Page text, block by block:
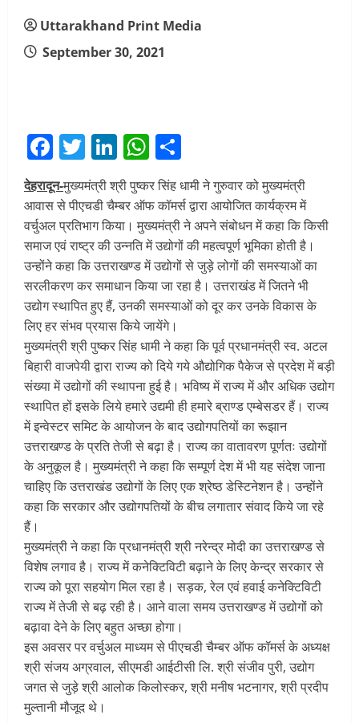
Uttarakhand Print Media
September 30, 2021
Facebook
Twitter
LinkedIn
WhatsApp
देहरादून-मुख्यमंत्री श्री पुष्कर सिंह धामी ने गुरुवार को मुख्यमंत्री
आवास से पीएचडी चैम्बर ऑफ कॉमर्स द्वारा आयोजित कार्यक्रम में
वर्चुअल प्रतिभाग किया। मुख्यमंत्री ने अपने संबोधन में कहा कि किसी
समाज एवं राष्ट्र की उन्नति में उद्योगों की महत्वपूर्ण भूमिका होती है।
उन्होंने कहा कि उत्तराखण्ड में उद्योगों से जुड़े लोगों की समस्याओं का
सरलीकरण कर समाधान किया जा रहा है। उत्तराखंड में जितने भी
उद्योग स्थापित हुए हैं, उनकी समस्याओं को दूर कर उनके विकास के
लिए हर संभव प्रयास किये जायेंगे।
मुख्यमंत्री श्री पुष्कर सिंह धामी ने कहा कि पूर्व प्रधानमंत्री स्व. अटल
बिहारी वाजपेयी द्वारा राज्य को दिये गये औद्योगिक पैकेज से प्रदेश में बड़ी
संख्या में उद्योगों की स्थापना हुई है। भविष्य में राज्य में और अधिक उद्योग
स्थापित हों इसके लिये हमारे उद्यमी ही हमारे ब्राण्ड एम्बेसडर हैं। राज्य
में इन्वेस्टर समिट के आयोजन के बाद उद्योगपतियों का रूझान
उत्तराखण्ड के प्रति तेजी से बढ़ा है। राज्य का वातावरण पूर्णतः उद्योगों
के अनुकूल है। मुख्यमंत्री ने कहा कि सम्पूर्ण देश में भी यह संदेश जाना
चाहिए कि उत्तराखंड उद्योगों के लिए एक श्रेष्ठ डेस्टिनेशन है। उन्होंने
कहा कि सरकार और उद्योगपतियों के बीच लगातार संवाद किये जा रहे
हैं।
मुख्यमंत्री ने कहा कि प्रधानमंत्री श्री नरेन्द्र मोदी का उत्तराखण्ड से
विशेष लगाव है। राज्य में कनेक्टिविटी बढ़ाने के लिए केन्द्र सरकार से
राज्य को पूरा सहयोग मिल रहा है। सड़क, रेल एवं हवाई कनेक्टिविटी
राज्य में तेजी से बढ़ रही है। आने वाला समय उत्तराखण्ड में उद्योगों को
बढ़ावा देने के लिए बहुत अच्छा होगा।
इस अवसर पर वर्चुअल माध्यम से पीएचडी चैम्बर ऑफ कॉमर्स के अध्यक्ष
श्री संजय अग्रवाल, सीएमडी आईटीसी लि. श्री संजीव पुरी, उद्योग
जगत से जुड़े श्री आलोक किलोस्कर, श्री मनीष भटनागर, श्री प्रदीप
मुल्तानी मौजूद थे।